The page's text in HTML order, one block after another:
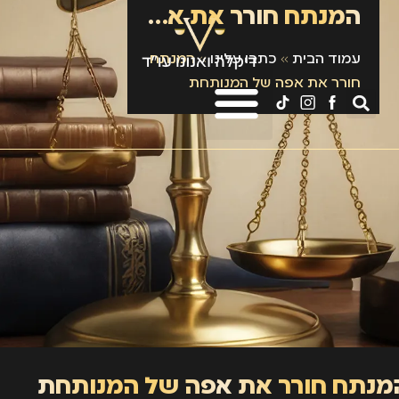
המנתח חורר את אפה של המנותחת
עמוד הבית» כתבו עלינו»המנתח
חורר את אפה של המנותחת
חורר את אפה של המנותחת